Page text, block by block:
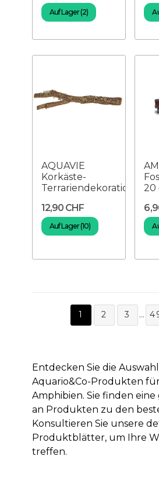
Auf Lager (2)
AQUAVIE
Korkäste-
Terrariendekoration
12,90 CHF
Auf Lager (10)
20
1 2 3 …
Entdecken Sie die
Aquario&Co-Produkten
Amphibien. Sie finden eine
an Produkten zu den
Konsultieren Sie unsere
Produktblätter, um Ihre
treffen.